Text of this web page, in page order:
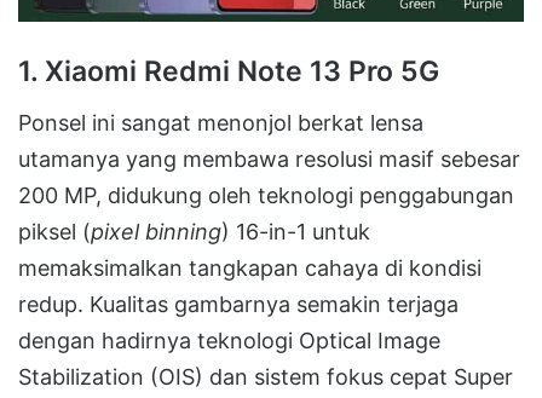
1. Xiaomi Redmi Note 13 Pro 5G
Ponsel ini sangat menonjol berkat lensa
utamanya yang membawa resolusi masif sebesar
200 MP, didukung oleh teknologi penggabungan
piksel (pixel binning) 16-in-1 untuk
memaksimalkan tangkapan cahaya di kondisi
redup. Kualitas gambarnya semakin terjaga
dengan hadirnya teknologi Optical Image
Stabilization (OIS) dan sistem fokus cepat Super